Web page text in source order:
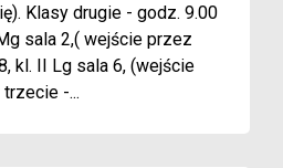
Klasy drugie - godz. 9.00
sala 2,( wejście przez
kl. II Lg sala 6, (wejście
-...